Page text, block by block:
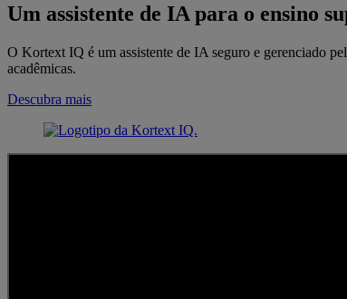
Um assistente de IA para o ensino
O Kortext IQ é um assistente de IA seguro e gerenciado
acadêmicas.
Descubra mais